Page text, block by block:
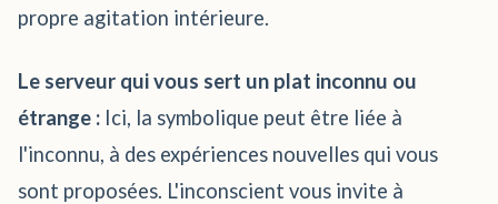
propre agitation intérieure.
Le serveur qui vous sert un plat inconnu ou
étrange : Ici, la symbolique peut être liée à
l'inconnu, à des expériences nouvelles qui vous
sont proposées. L'inconscient vous invite à